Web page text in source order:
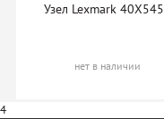
Узел Lexmark
нет в наличии
4